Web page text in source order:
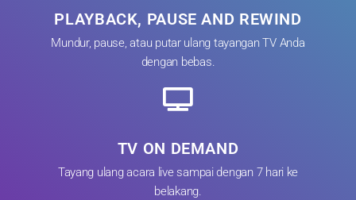
PLAYBACK, PAUSE AND REWIND
Mundur, pause, atau putar ulang tayangan TV Anda
dengan bebas.
TV ON DEMAND
Tayang ulang acara live sampai dengan 7 hari ke
belakang.